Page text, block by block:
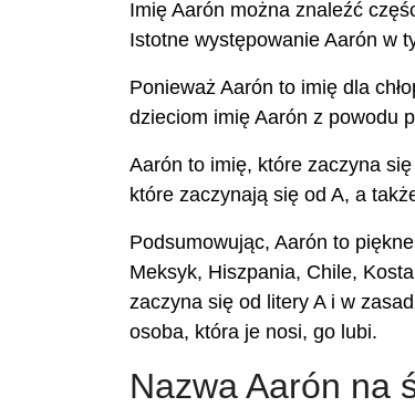
Imię Aarón można znaleźć
Istotne występowanie Aarón w
Ponieważ Aarón to imię dla
dzieciom imię Aarón z powodu
Aarón to imię, które zaczyna
które zaczynają się od A, a
Podsumowując, Aarón to
Meksyk, Hiszpania, Chile,
zaczyna się od litery A i w
osoba, która je nosi, go lubi.
Nazwa Aarón na